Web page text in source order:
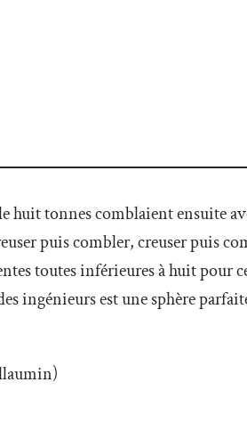
huit tonnes comblaient ensuite
puis combler, creuser puis
toutes inférieures à huit
ingénieurs est une sphère